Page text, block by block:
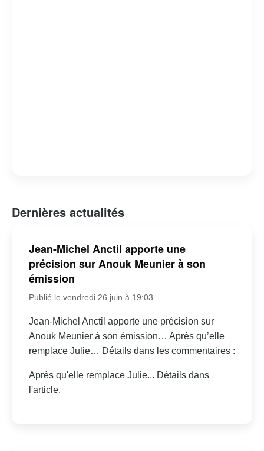
Dernières actualités
Jean-Michel Anctil apporte une
précision sur Anouk Meunier à son
émission
Publié le vendredi 26 juin à 19:03
Jean-Michel Anctil apporte une précision sur
Anouk Meunier à son émission… Après qu’elle
remplace Julie… Détails dans les commentaires :
Après qu'elle remplace Julie... Détails dans
l'article.